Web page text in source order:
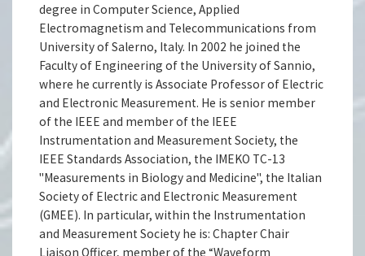
degree in Computer Science, Applied
Electromagnetism and Telecommunications from
University of Salerno, Italy. In 2002 he joined the
Faculty of Engineering of the University of Sannio,
where he currently is Associate Professor of Electric
and Electronic Measurement. He is senior member
of the IEEE and member of the IEEE
Instrumentation and Measurement Society, the
IEEE Standards Association, the IMEKO TC-13
"Measurements in Biology and Medicine", the Italian
Society of Electric and Electronic Measurement
(GMEE). In particular, within the Instrumentation
and Measurement Society he is: Chapter Chair
Liaison Officer, member of the “Waveform